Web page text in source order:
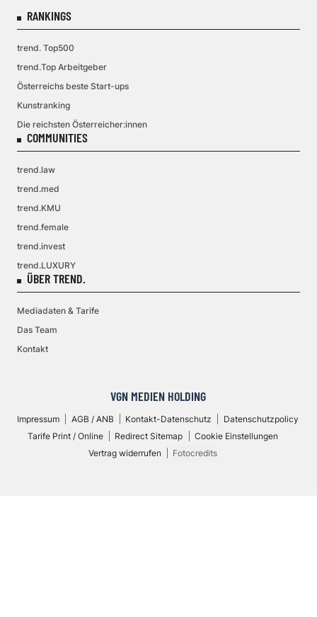
RANKINGS
trend. Top500
trend.Top Arbeitgeber
Österreichs beste Start-ups
Kunstranking
Die reichsten Österreicher:innen
COMMUNITIES
trend.law
trend.med
trend.KMU
trend.female
trend.invest
trend.LUXURY
ÜBER TREND.
Mediadaten & Tarife
Das Team
Kontakt
VGN MEDIEN HOLDING
Impressum AGB / ANB Kontakt-Datenschutz
Datenschutzpolicy
Tarife Print / Online
Redirect Sitemap
Cookie Einstellungen
Vertrag widerrufen
Fotocredits